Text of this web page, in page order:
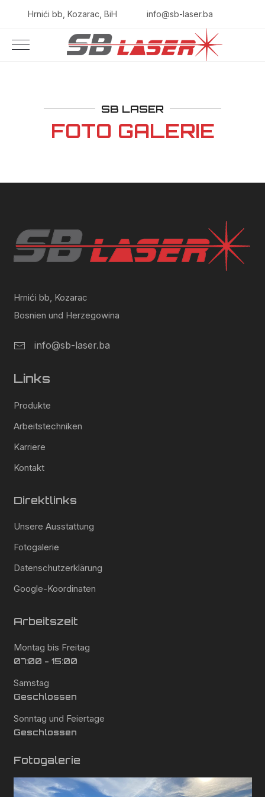
Hrnići bb, Kozarac, BiH info@sb-laser.ba
SB LASER
FOTO GALERIE
Hrnići bb, Kozarac
Bosnien und Herzegowina
info@sb-laser.ba
Links
Produkte
Arbeitstechniken
Karriere
Kontakt
Direktlinks
Unsere Ausstattung
Fotogalerie
Datenschutzerklärung
Google-Koordinaten
Arbeitszeit
Montag bis Freitag
07:00 - 15:00
Samstag
Geschlossen
Sonntag und Feiertage
Geschlossen
Fotogalerie